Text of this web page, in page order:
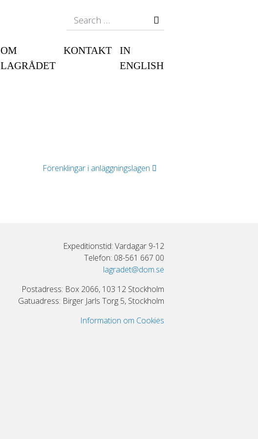
OM
LAGRÅDET
KONTAKT
IN
ENGLISH
Förenklingar i anläggningslagen
Expeditionstid: Vardagar 9-12
Telefon: 08-561 667 00
lagradet@dom.se
Postadress: Box 2066, 103 12 Stockholm
Gatuadress: Birger Jarls Torg 5, Stockholm
Information om Cookies